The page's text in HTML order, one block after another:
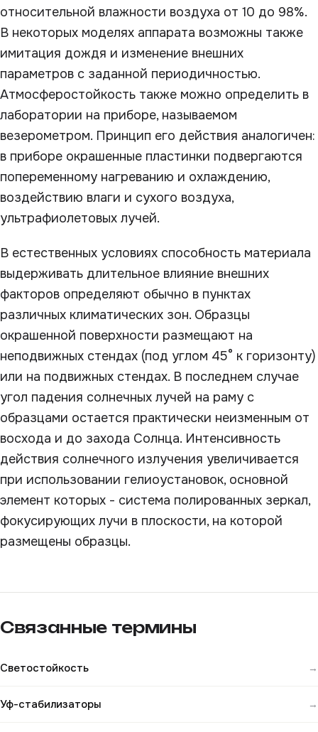
относительной влажности воздуха от 10 до 98%.
В некоторых моделях аппарата возможны также
имитация дождя и изменение внешних
параметров с заданной периодичностью.
Атмосферостойкость также можно определить в
лаборатории на приборе, называемом
везерометром. Принцип его действия аналогичен:
в приборе окрашенные пластинки подвергаются
попеременному нагреванию и охлаждению,
воздействию влаги и сухого воздуха,
ультрафиолетовых лучей.
В естественных условиях способность материала
выдерживать длительное влияние внешних
факторов определяют обычно в пунктах
различных климатических зон. Образцы
окрашенной поверхности размещают на
неподвижных стендах (под углом 45° к горизонту)
или на подвижных стендах. В последнем случае
угол падения солнечных лучей на раму с
образцами остается практически неизменным от
восхода и до захода Солнца. Интенсивность
действия солнечного излучения увеличивается
при использовании гелиоустановок, основной
элемент которых - система полированных зеркал,
фокусирующих лучи в плоскости, на которой
размещены образцы.
Связанные термины
Светостойкость →
Уф-стабилизаторы →